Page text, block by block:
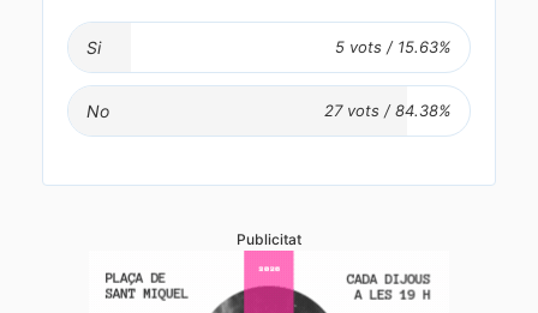
Si
No
Publicitat